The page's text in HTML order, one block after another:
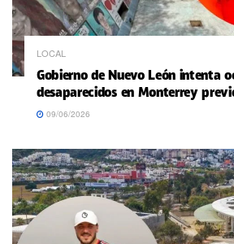
LOCAL
Gobierno de Nuevo León intenta
desaparecidos en Monterrey
09/06/2026